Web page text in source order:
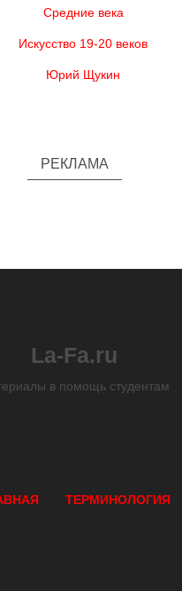
Средние века
Искусство 19-20 веков
Юрий Щукин
РЕКЛАМА
La-Fa.ru
в помощь студентам
ТЕРМИНОЛОГИЯ